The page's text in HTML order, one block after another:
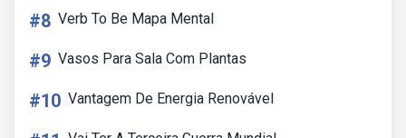
#8 Verb To Be Mapa Mental
#9 Vasos Para Sala Com Plantas
#10 Vantagem De Energia Renovável